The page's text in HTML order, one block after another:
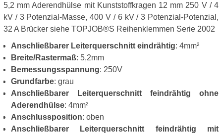
5,2 mm Aderendhülse mit Kunststoffkragen 12 mm 250 V / 4
kV / 3 Potenzial-Masse, 400 V / 6 kV / 3 Potenzial-Potenzial,
32 A Brücker siehe TOPJOB®S Reihenklemmen Serie 2002
Anschließbarer Leiterquerschnitt eindrähtig: 4mm²
Breite/Rastermaß: 5,2mm
Bemessungsspannung: 250V
Grundfarbe: grau
Anschließbarer Leiterquerschnitt feindrähtig ohne
Aderendhülse: 4mm²
Anschlussposition: oben
Anschließbarer Leiterquerschnitt feindrähtig mit